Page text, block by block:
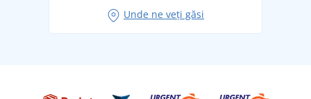
Tricoul preferat City în rol principal: ținute pentru
Unde ne veți găsi